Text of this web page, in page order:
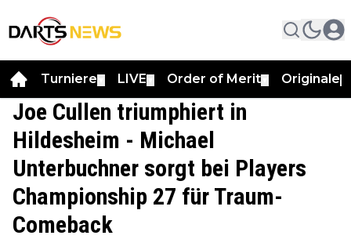
Turniere LIVE Order of Merit Originale
Joe Cullen triumphiert in
Hildesheim - Michael
Unterbuchner sorgt bei Players
Championship 27 für Traum-
Comeback